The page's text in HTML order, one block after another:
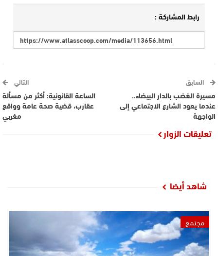
رابط المشاركة :
السابق
مسيرة الغضب بالدار البيضاء..
عندما يعود الشارع الاجتماعي إلى
الواجهة
التالي
الساعة القانونية: أكثر من مسألة
عقارب، قضية صحة عامة وواقع
مغربي
تعليقات الزوار
شاهد أيضا
مجتمع